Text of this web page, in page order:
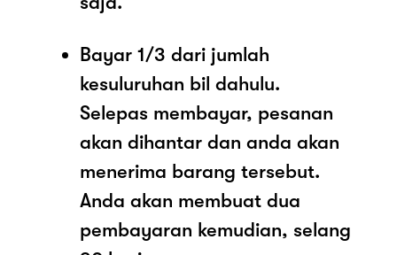
Bayar 1/3 dari jumlah
kesuluruhan bil dahulu.
Selepas membayar, pesanan
akan dihantar dan anda akan
menerima barang tersebut.
Anda akan membuat dua
pembayaran kemudian, selang